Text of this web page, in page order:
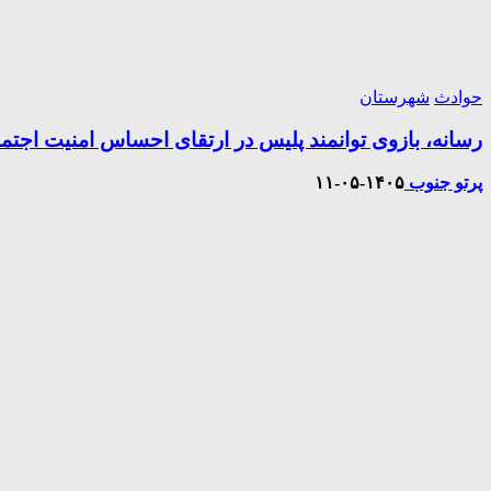
حوادث شهرستان
رسانه، بازوی توانمند پلیس در ارتقای احساس امنیت
پرتو جنوب ۱۴۰۵-۰۵-۱۱